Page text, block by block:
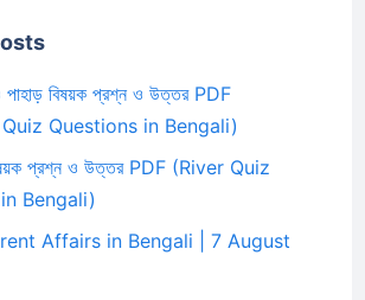
বিষয়ক প্রশ্ন ও উত্তর PDF
Questions in Bengali)
প্রশ্ন ও উত্তর PDF (River Quiz
Bengali)
Affairs in Bengali | 7 August